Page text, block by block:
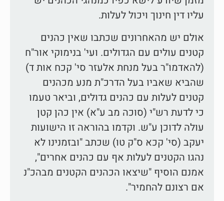
עליו דין חינוך ויכול לעלות.
אולם יש מהאחרונים שכתבו שאין כהנים
קטנים עולים עם הגדולים. ועי' בנימוקי אור"ח
(להאדמו"ר בעל מנחת אלעזר סי' קכח אות ד)
שהביא שאביו בעל הדרכ"ת מנע מכהנים
קטנים לעלות עם כהנים גדולים, וביאר טעמו
כי לדעת רש"י (סוכה מב ע"א) אין כהן קטן
עולה לדוכן ע"ש. וקדמו בהוראה זו הישועות
יעקב (סי' קכא ס"ק טו) שכתב "ובזמנינו לא
נהגו הקטנים לעלות אף עם כהנים אחרים",
אמנם הוסיף "שיצאו הכהנים הקטנים מבהכ"נ
אם רצונם להחמיר".